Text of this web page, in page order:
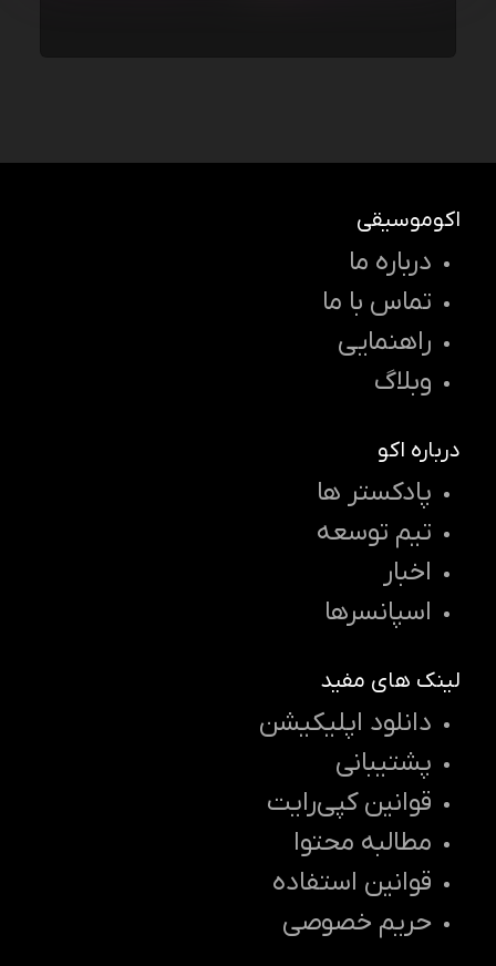
اکوموسیقی
درباره ما
تماس با ما
راهنمایی
وبلاگ
درباره اکو
پادکستر ها
تیم توسعه
اخبار
اسپانسرها
لینک های مفید
دانلود اپلیکیشن
پشتیبانی
قوانین کپی‌رایت
مطالبه محتوا
قوانین استفاده
حریم خصوصی